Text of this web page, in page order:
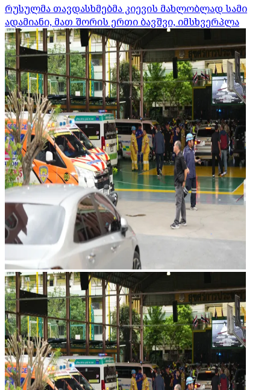
რუსულმა თავდასხმებმა კიევის მახლობლად სამი
ადამიანი, მათ შორის ერთი ბავშვი, იმსხვერპლა